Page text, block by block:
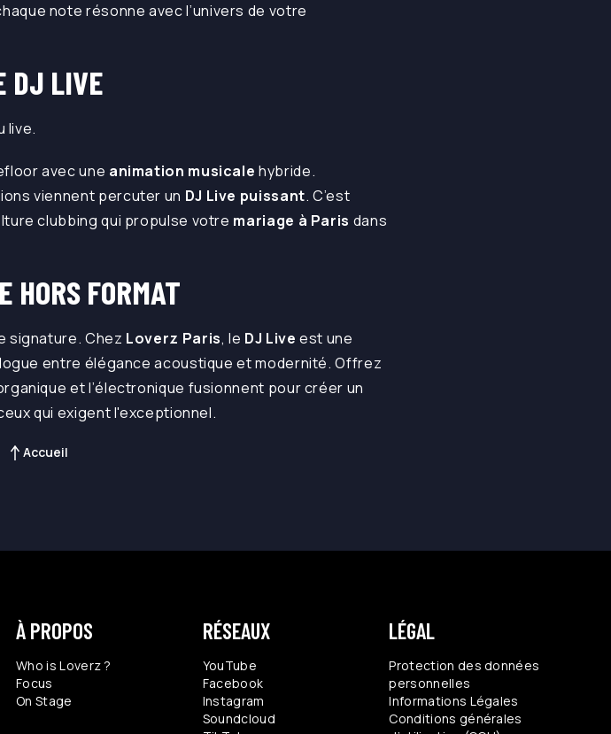
note résonne avec l’univers de votre
DJ LIVE
live.
avec une animation musicale hybride.
viennent percuter un DJ Live puissant. C’est
clubbing qui propulse votre mariage à Paris dans
HORS FORMAT
signature. Chez Loverz Paris, le DJ Live est une
entre élégance acoustique et modernité. Offrez
et l’électronique fusionnent pour créer un
qui exigent l'exceptionnel.
Accueil
À PROPOS
Who is Loverz ?
Focus
On Stage
RÉSEAUX
YouTube
Facebook
Instagram
Soundcloud
LÉGAL
Protection des données
personnelles
Informations Légales
Conditions générales